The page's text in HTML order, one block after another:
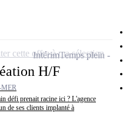
H/F
défi prenait racine ici ? L'agence
de ses clients implanté à
IntérimTemps plein
cette offre à ma sélection